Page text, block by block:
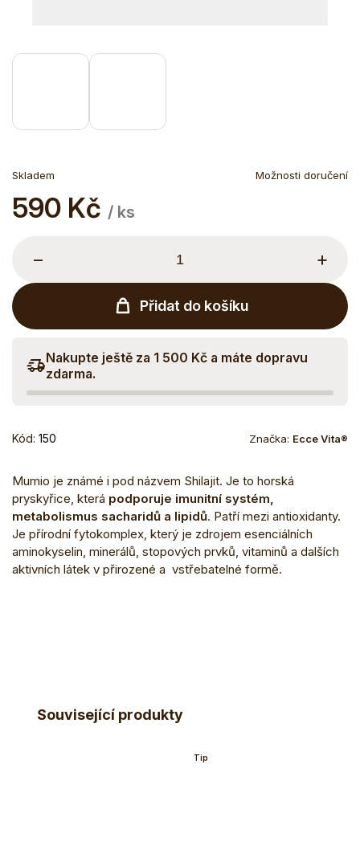
Skladem Možnosti doručení
590 Kč / ks
Měrná
cena:
+
−
Přidat do košíku
Nakupte ještě za 1 500 Kč a máte dopravu
zdarma.
Kód: 150 Značka: Ecce Vita®
Mumio je známé i pod názvem Shilajit. Je to horská
pryskyřice, která podporuje imunitní systém,
metabolismus sacharidů a lipidů. Patří mezi antioxidanty.
Je přírodní fytokomplex, který je zdrojem esenciálních
aminokyselin, minerálů, stopových prvků, vitaminů a dalších
aktivních látek v přirozené a vstřebatelné formě.
Související produkty
Tip